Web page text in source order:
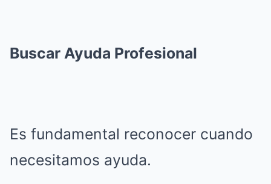
Buscar Ayuda Profesional
Es fundamental reconocer cuando
necesitamos ayuda.